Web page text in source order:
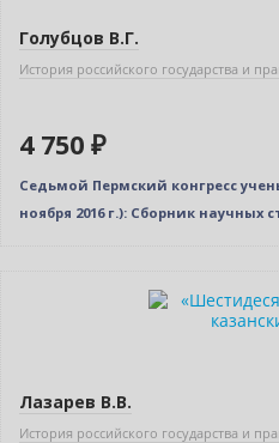
Голубцов В.Г.
История российского государства и
4 750 ₽
Седьмой Пермский конгресс
ноября 2016 г.): Сборник научных
Лазарев В.В.
История российского государства и